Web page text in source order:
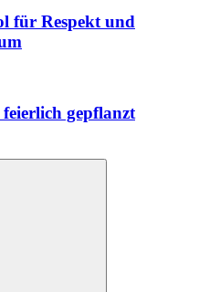
für Respekt und
gepflanzt